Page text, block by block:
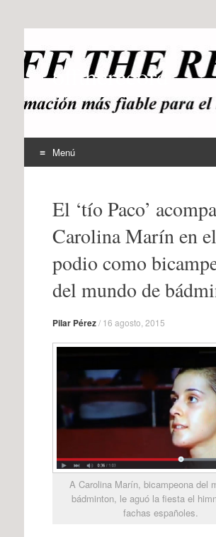
offtherecord
OTR
Menú
contenidoEl ‘tío Paco’
Carolina Marín en el
podio como
del mundo de
Pilar Pérez/ 16 agosto, 2015
A Carolina Marín, bicampeona del
bádminton, le aguó la fiesta el
fachas españoles.